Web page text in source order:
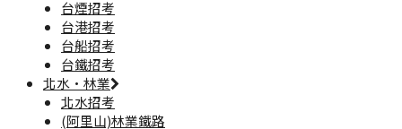
台煙招考
台港招考
台船招考
台鐵招考
北水·林業
北水招考
(阿里山)林業鐵路